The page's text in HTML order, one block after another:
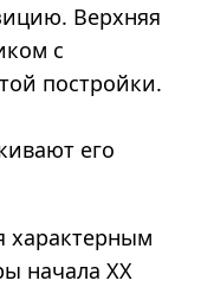
Верхняя
с
постройки.
его
характерным
начала XX